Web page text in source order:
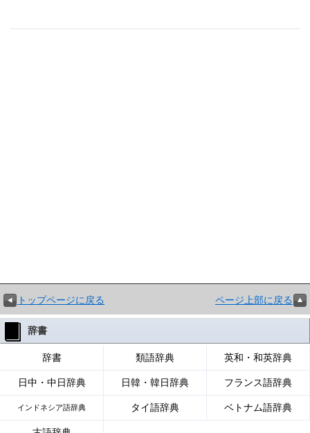
トップページに戻る ページ上部に戻る
辞書
辞書 類語辞典 英和・和英辞典
日中・中日辞典 日韓・韓日辞典 フランス語辞典
インドネシア語辞典 タイ語辞典 ベトナム語辞典